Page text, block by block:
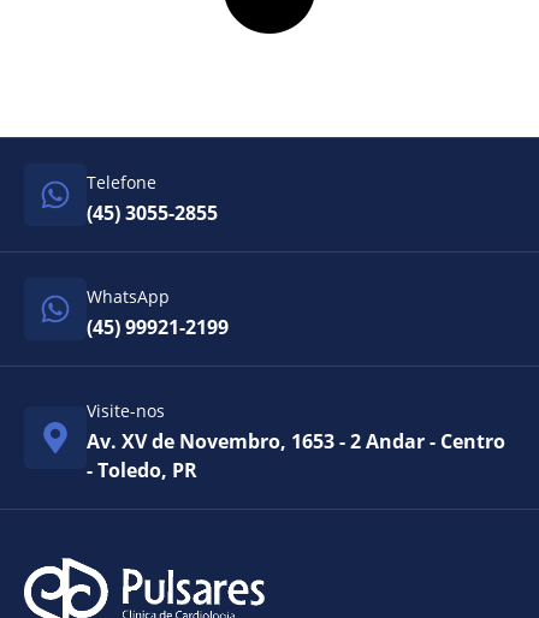
Telefone
(45) 3055-2855
WhatsApp
(45) 99921-2199
Visite-nos
Av. XV de Novembro, 1653 - 2 Andar - Centro
- Toledo, PR